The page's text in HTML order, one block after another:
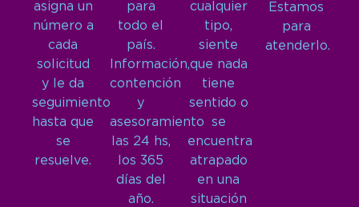
asigna un
número a
cada
solicitud
y le da
seguimiento
hasta que
se
resuelve.
para
todo el
país.
Información,
contención
y
asesoramiento
las 24 hs,
los 365
días del
año.
cualquier
tipo,
siente
que nada
tiene
sentido o
se
encuentra
atrapado
en una
situación
Estamos
para
atenderlo.